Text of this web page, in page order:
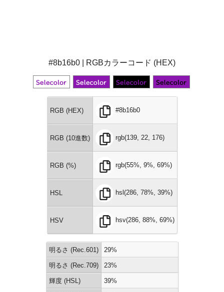
#8b16b0 | RGBカラーコード (HEX)
RGB (HEX) #8b16b0
RGB (10進数) rgb(139, 22, 176)
RGB (%) rgb(55%, 9%, 69%)
HSL hsl(286, 78%, 39%)
HSV hsv(286, 88%, 69%)
明るさ (Rec.601) 29%
明るさ (Rec.709) 23%
輝度 (HSL) 39%